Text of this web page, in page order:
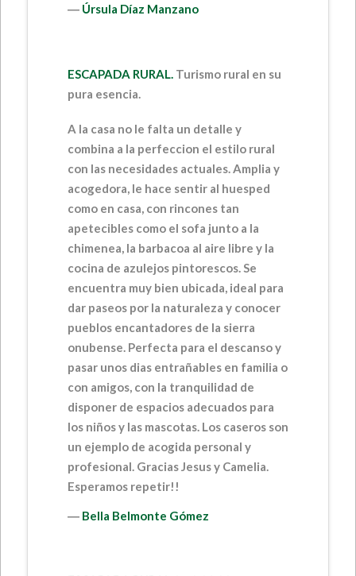
― Úrsula Díaz Manzano
ESCAPADA RURAL. Turismo rural en su
pura esencia.
A la casa no le falta un detalle y
combina a la perfeccion el estilo rural
con las necesidades actuales. Amplia y
acogedora, le hace sentir al huesped
como en casa, con rincones tan
apetecibles como el sofa junto a la
chimenea, la barbacoa al aire libre y la
cocina de azulejos pintorescos. Se
encuentra muy bien ubicada, ideal para
dar paseos por la naturaleza y conocer
pueblos encantadores de la sierra
onubense. Perfecta para el descanso y
pasar unos dias entrañables en familia o
con amigos, con la tranquilidad de
disponer de espacios adecuados para
los niños y las mascotas. Los caseros son
un ejemplo de acogida personal y
profesional. Gracias Jesus y Camelia.
Esperamos repetir!!
― Bella Belmonte Gómez